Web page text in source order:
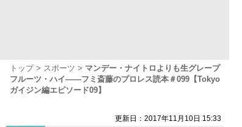
トップ スポーツ
マンデー・ナイトロよりも生グレープ
フルーツ・ハイ――フミ斎藤のプロレス読本＃099【Tokyo
ガイジン編エピソード09】
更新日：2017年11月10日 15:33